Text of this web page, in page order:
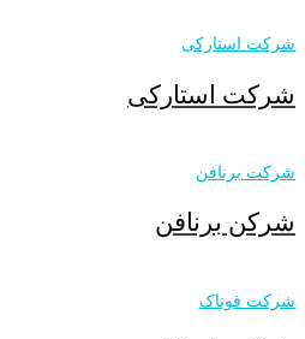
شرکت استارکی
شرکت استارکی
شرکت برنافن
شرکن برنافن
شرکت فوناک